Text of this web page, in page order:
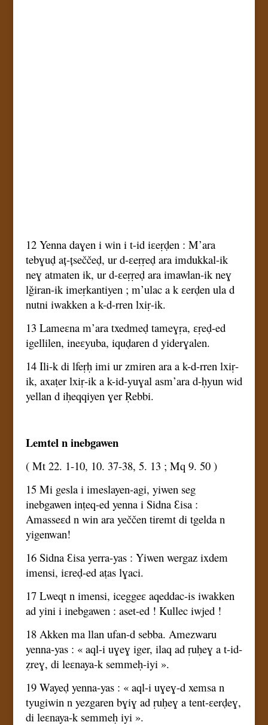
12 Yenna daɣen i win i t-id iɛeṛḍen : M’ara
tebɣuḍ aț-țseččeḍ, ur d-ɛeṛṛeḍ ara imdukkal-ik
neɣ atmaten ik, ur d-ɛeṛṛeḍ ara imawlan-ik neɣ
lǧiran-ik imeṛkantiyen ; m’ulac a k ɛerḍen ula d
nutni iwakken a k-d-rren lxiṛ-ik.
13 Lameɛna m’ara txedmeḍ tameɣṛa, ɛṛeḍ-ed
igellilen, ineɛyuba, iquḍaren d yiderɣalen.
14 Ili-k di lfeṛḥ imi ur zmiren ara a k-d-rren lxiṛ-
ik, axaṭer lxiṛ-ik a k-id-yuɣal asm’ara d-ḥyun wid
yellan d iḥeqqiyen ɣer Ṛebbi.
Lemtel n inebgawen
( Mt 22. 1-10, 10. 37-38, 5. 13 ; Mq 9. 50 )
15 Mi gesla i imeslayen-agi, yiwen seg
inebgawen inṭeq-ed yenna i Sidna Ɛisa :
Amasseɛd n win ara yeččen tiremt di tgelda n
yigenwan!
16 Sidna Ɛisa yerra-yas : Yiwen wergaz ixdem
imensi, iɛreḍ-ed aṭas lɣaci.
17 Lweqt n imensi, iceggeɛ aqeddac-is iwakken
ad yini i inebgawen : aset-ed ! Kullec iwjed !
18 Akken ma llan ufan-d sebba. Amezwaru
yenna-yas : « aql-i uɣeɣ iger, ilaq ad ṛuḥeɣ a t-id-
ẓreɣ, di leɛnaya-k semmeḥ-iyi ».
19 Wayeḍ yenna-yas : « aql-i uɣeɣ-d xemsa n
tyugiwin n yezgaren bɣiɣ ad ṛuḥeɣ a tent-ɛerḍeɣ,
di leɛnaya-k semmeḥ iyi ».